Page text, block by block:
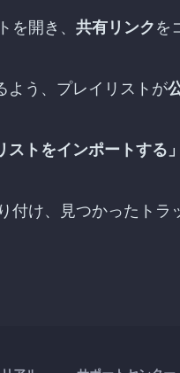
を開き、 共有リンク を
よう、プレイリストが
ストをインポートする」
付け、見つかったトラ